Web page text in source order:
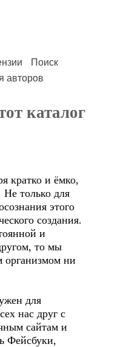
Поиск
авторов
каталог
кратко и ёмко,
Не только для
этого
создания.
и
то мы
ни
для
нас друг с
сайтам и
Фейсбуки,